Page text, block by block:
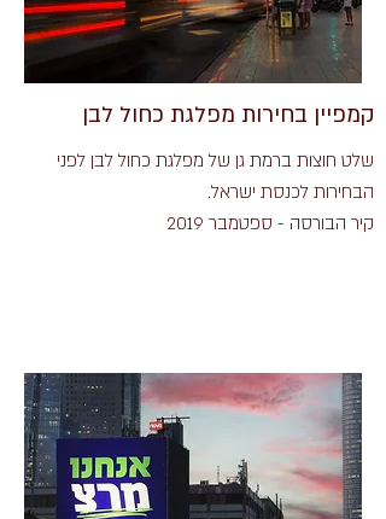
קמפיין בחירות מפלגת כחול לבן
שלט חוצות ברמת גן של מפלגת כחול לבן לפני
הבחירות לכנסת ישראל.
קיר הבורסה - ספטמבר 2019